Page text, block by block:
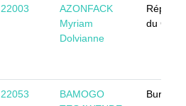
22003
AZONFACK
Myriam
Dolvianne
du
22053
BAMOGO
Burkina